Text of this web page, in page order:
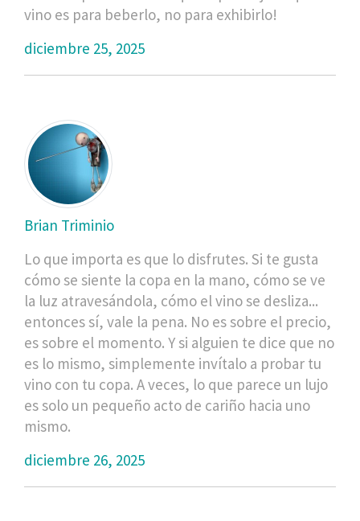
vino es para beberlo, no para exhibirlo!
diciembre 25, 2025
Brian Triminio
Lo que importa es que lo disfrutes. Si te gusta
cómo se siente la copa en la mano, cómo se ve
la luz atravesándola, cómo el vino se desliza...
entonces sí, vale la pena. No es sobre el precio,
es sobre el momento. Y si alguien te dice que no
es lo mismo, simplemente invítalo a probar tu
vino con tu copa. A veces, lo que parece un lujo
es solo un pequeño acto de cariño hacia uno
mismo.
diciembre 26, 2025